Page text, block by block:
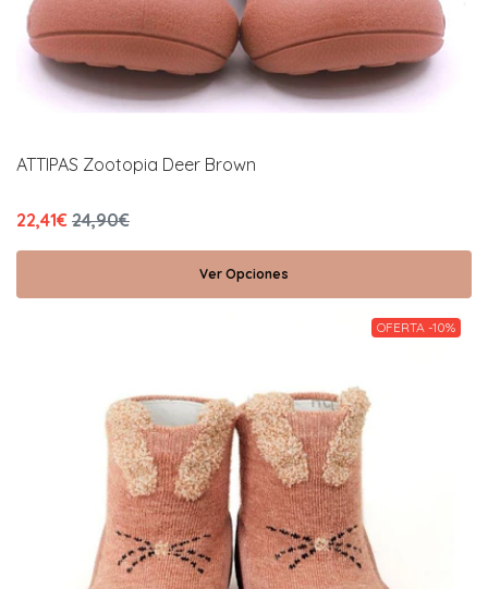
ATTIPAS Zootopia Deer Brown
22,41€ 24,90€
Ver Opciones
OFERTA -10%